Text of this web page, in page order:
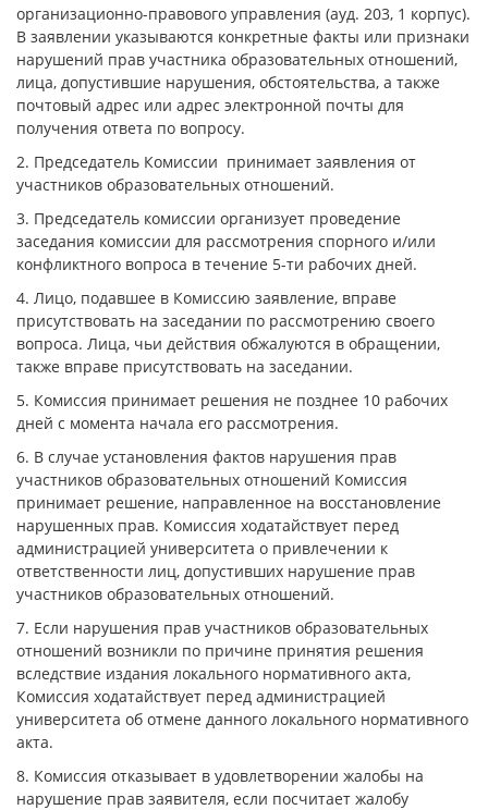
организационно-правового управления (ауд. 203, 1 корпус).
В заявлении указываются конкретные факты или признаки
нарушений прав участника образовательных отношений,
лица, допустившие нарушения, обстоятельства, а также
почтовый адрес или адрес электронной почты для
получения ответа по вопросу.
2. Председатель Комиссии принимает заявления от
участников образовательных отношений.
3. Председатель комиссии организует проведение
заседания комиссии для рассмотрения спорного и/или
конфликтного вопроса в течение 5-ти рабочих дней.
4. Лицо, подавшее в Комиссию заявление, вправе
присутствовать на заседании по рассмотрению своего
вопроса. Лица, чьи действия обжалуются в обращении,
также вправе присутствовать на заседании.
5. Комиссия принимает решения не позднее 10 рабочих
дней с момента начала его рассмотрения.
6. В случае установления фактов нарушения прав
участников образовательных отношений Комиссия
принимает решение, направленное на восстановление
нарушенных прав. Комиссия ходатайствует перед
администрацией университета о привлечении к
ответственности лиц, допустивших нарушение прав
участников образовательных отношений.
7. Если нарушения прав участников образовательных
отношений возникли по причине принятия решения
вследствие издания локального нормативного акта,
Комиссия ходатайствует перед администрацией
университета об отмене данного локального нормативного
акта.
8. Комиссия отказывает в удовлетворении жалобы на
нарушение прав заявителя, если посчитает жалобу